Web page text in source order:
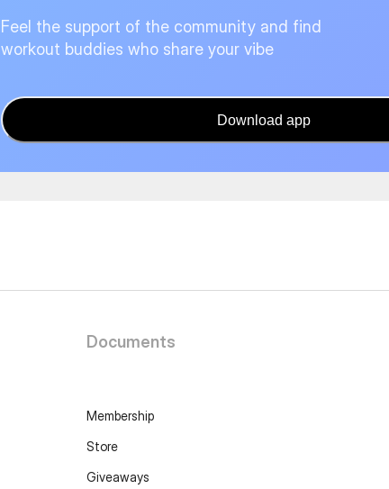
Feel the support of the community and find
workout buddies who share your vibe
Download app
Documents
Membership
Store
Giveaways